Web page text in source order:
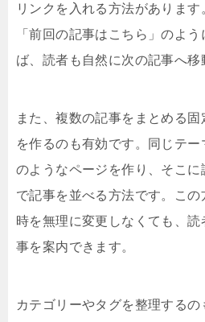
リンクを入れる方法がありま
「前回の記事はこちら」のよ
ば、読者も自然に次の記事へ移
また、複数の記事をまとめる
を作るのも有効です。同じテ
のようなページを作り、そこ
で記事を並べる方法です。この
時を無理に変更しなくても、
事を案内できます。
カテゴリーやタグを整理する